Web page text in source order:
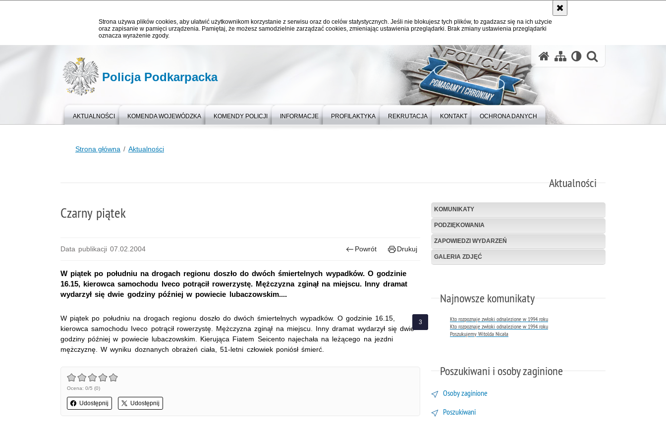
Strona używa plików cookies, aby ułatwić użytkownikom korzystanie z serwisu oraz do celów statystycznych. Jeśli nie blokujesz tych plików, to zgadzasz się na ich użycie
oraz zapisanie w pamięci urządzenia. Pamiętaj, że możesz samodzielnie zarządzać cookies, zmieniając ustawienia przeglądarki. Brak zmiany ustawienia przeglądarki
oznacza wyrażenie zgody.
Policja Podkarpacka
AKTUALNOŚCI KOMENDA WOJEWÓDZKA KOMENDY POLICJI INFORMACJE PROFILAKTYKA REKRUTACJA KONTAKT OCHRONA DANYCH
Strona główna Aktualności
Aktualności
Czarny piątek
Data publikacji 07.02.2004 Powrót Drukuj
W piątek po południu na drogach regionu doszło do dwóch śmiertelnych wypadków. O godzinie
16.15, kierowca samochodu Iveco potrącił rowerzystę. Mężczyzna zginął na miejscu. Inny dramat
wydarzył się dwie godziny później w powiecie lubaczowskim....
W piątek po południu na drogach regionu doszło do dwóch śmiertelnych wypadków. O godzinie 16.15,
kierowca samochodu Iveco potrącił rowerzystę. Mężczyzna zginął na miejscu. Inny dramat wydarzył się dwie
godziny później w powiecie lubaczowskim. Kierująca Fiatem Seicento najechała na leżącego na jezdni
mężczyznę. W wyniku doznanych obrażeń ciała, 51-letni człowiek poniósł śmierć.
Ocena: 0/5 (0)
Udostępnij Udostępnij
KOMUNIKATY
PODZIĘKOWANIA
ZAPOWIEDZI WYDARZEŃ
GALERIA ZDJĘĆ
Najnowsze komunikaty
Kto rozpoznaje zwłoki odnalezione w 1994 roku
Kto rozpoznaje zwłoki odnalezione w 1994 roku
Poszukujemy Witolda Nicała
Poszukiwani i osoby zaginione
Osoby zaginione
Poszukiwani